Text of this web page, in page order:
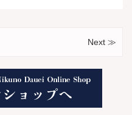
Next ≫